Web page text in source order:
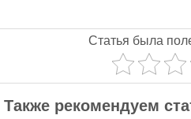
Статья была
Также рекомендуем